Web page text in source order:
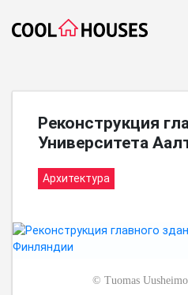
Реконструкция
Университета
Архитектура
© Tuomas